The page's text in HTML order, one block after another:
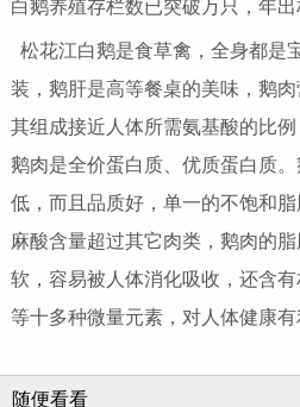
白鹅养殖存栏数已突破万只，年出
松花江白鹅是食草禽，全身都是
装，鹅肝是高等餐桌的美味，鹅
其组成接近人体所需氨基酸的比例
鹅肉是全价蛋白质、优质蛋白质
低，而且品质好，单一的不饱和
麻酸含量超过其它肉类，鹅肉的
软，容易被人体消化吸收，还含
等十多种微量元素，对人体健康有
随便看看